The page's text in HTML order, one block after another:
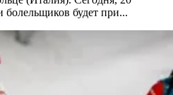
болельщиков будет при...